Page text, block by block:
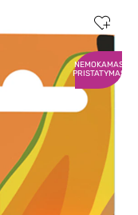
NEMOKAMAS
PRISTATYMAS